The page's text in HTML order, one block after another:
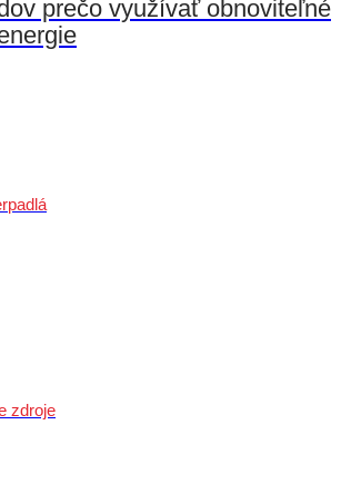
prečo využívať obnoviteľné
zdroje